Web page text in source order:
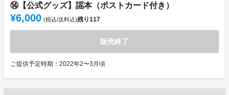
⑭【公式グッズ】謡本（ポストカード付き）
¥6,000 (税込/送料込)残り117
販売終了
ご提供予定時期：2022年2〜3月頃